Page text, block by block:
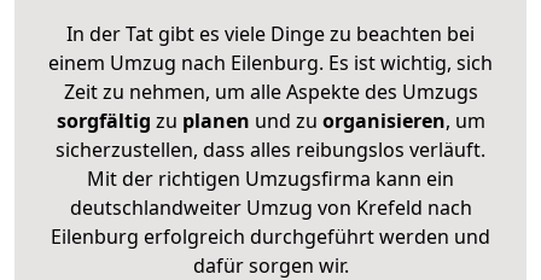
In der Tat gibt es viele Dinge zu beachten bei
einem Umzug nach Eilenburg. Es ist wichtig, sich
Zeit zu nehmen, um alle Aspekte des Umzugs
sorgfältig zu planen und zu organisieren, um
sicherzustellen, dass alles reibungslos verläuft.
Mit der richtigen Umzugsfirma kann ein
deutschlandweiter Umzug von Krefeld nach
Eilenburg erfolgreich durchgeführt werden und
dafür sorgen wir.